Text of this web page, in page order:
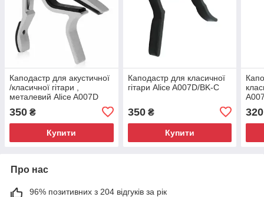
Каподастр для акустичної
/класичної гітари ,
металевий Alice A007D
350 ₴
Купити
Каподастр для класичної
гітари Alice A007D/BK-C
350₴
Купити
320
Про нас
96% позитивних з 204 відгуків за рік